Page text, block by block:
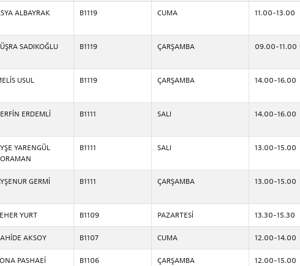
ALBAYRAK B1119 CUMA 11.00-13.00
SADIKOĞLU B1119 ÇARŞAMBA 09.00-11.00
USUL B1119 ÇARŞAMBA 14.00-16.00
ERDEMLİ B1111 SALI 14.00-16.00
YARENGÜL
B1111 SALI 13.00-15.00
GERMİ B1111 ÇARŞAMBA 13.00-15.00
YURT B1109 PAZARTESİ 13.30-15.30
AKSOY B1107 CUMA 12.00-14.00
PASHAEİ B1106 ÇARŞAMBA 12.00-15.00